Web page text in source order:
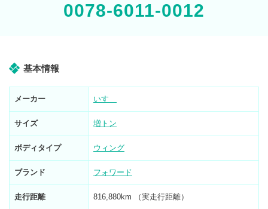
0078-6011-0012
基本情報
メーカー いすゞ
サイズ 増トン
ボディタイプ ウィング
ブランド フォワード
走行距離 816,880km （実走行距離）